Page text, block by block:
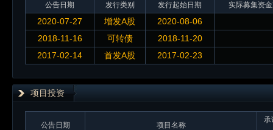
公告日期 发行类别 发行起始日期 实际募集资
2020-07-27 增发A股
2020-08-06
2018-11-16
可转债
2018-11-20
2017-02-14
首发A股 2017-02-23
项目投资
公告日期 项目名称
承